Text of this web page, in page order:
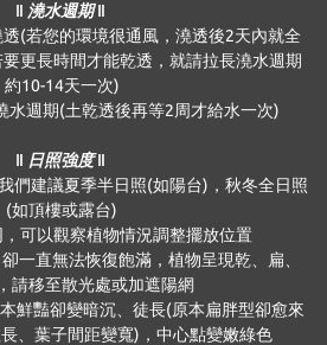
‖ 澆水週期 ‖
(若您的環境很通風，澆透後2天內就全
更長時間才能乾透，就請拉長澆水週期
約10-14天一次)
週期(土乾透後再等2周才給水一次)
‖ 日照強度 ‖
們建議夏季半日照(如陽台)，秋冬全日照
(如頂樓或露台)
可以觀察植物情況調整擺放位置
一直無法恢復飽滿，植物呈現乾、扁、
請移至散光處或加遮陽網
鮮豔卻變暗沉、徒長(原本扁胖型卻愈來
、葉子間距變寬)，中心點變嫩綠色